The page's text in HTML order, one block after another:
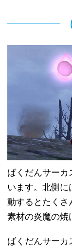
ばくだんサーカ
います。北側に
動するとたくさ
素材の炎魔の焼
ばくだんサーカ